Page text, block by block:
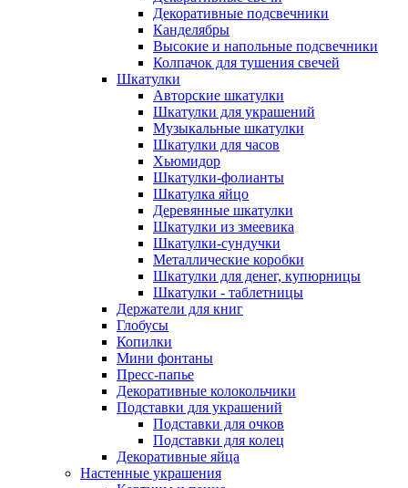
Декоративные подсвечники
Канделябры
Высокие и напольные подсвечники
Колпачок для тушения свечей
Шкатулки
Авторские шкатулки
Шкатулки для украшений
Музыкальные шкатулки
Шкатулки для часов
Хьюмидор
Шкатулки-фолианты
Шкатулка яйцо
Деревянные шкатулки
Шкатулки из змеевика
Шкатулки-сундучки
Металлические коробки
Шкатулки для денег, купюрницы
Шкатулки - таблетницы
Держатели для книг
Глобусы
Копилки
Мини фонтаны
Пресс-папье
Декоративные колокольчики
Подставки для украшений
Подставки для очков
Подставки для колец
Декоративные яйца
Настенные украшения